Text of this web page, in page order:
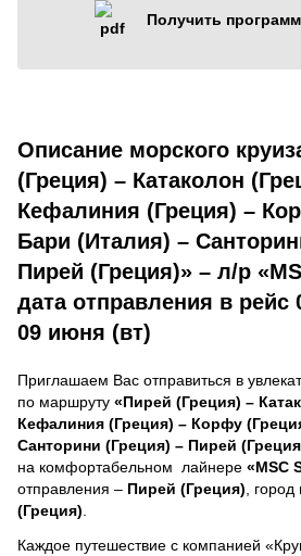
Получить
Описание морского
(Греция) – Катаколон
Кефалиния (Греция) –
Бари (Италия) –
Пирей (Греция)» – л/р
дата отправления в рейс
09 июня (вт)
Приглашаем Вас отправиться в
по маршруту «Пирей (Греция) –
Кефалиния (Греция) – Корфу
Санторини (Греция) – Пирей
на комфортабельном лайнере «MSC
отправления – Пирей (Греция) ,
(Греция)
Каждое путешествие с компанией